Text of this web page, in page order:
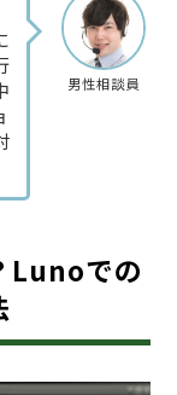
男性相談員
Lunoでの